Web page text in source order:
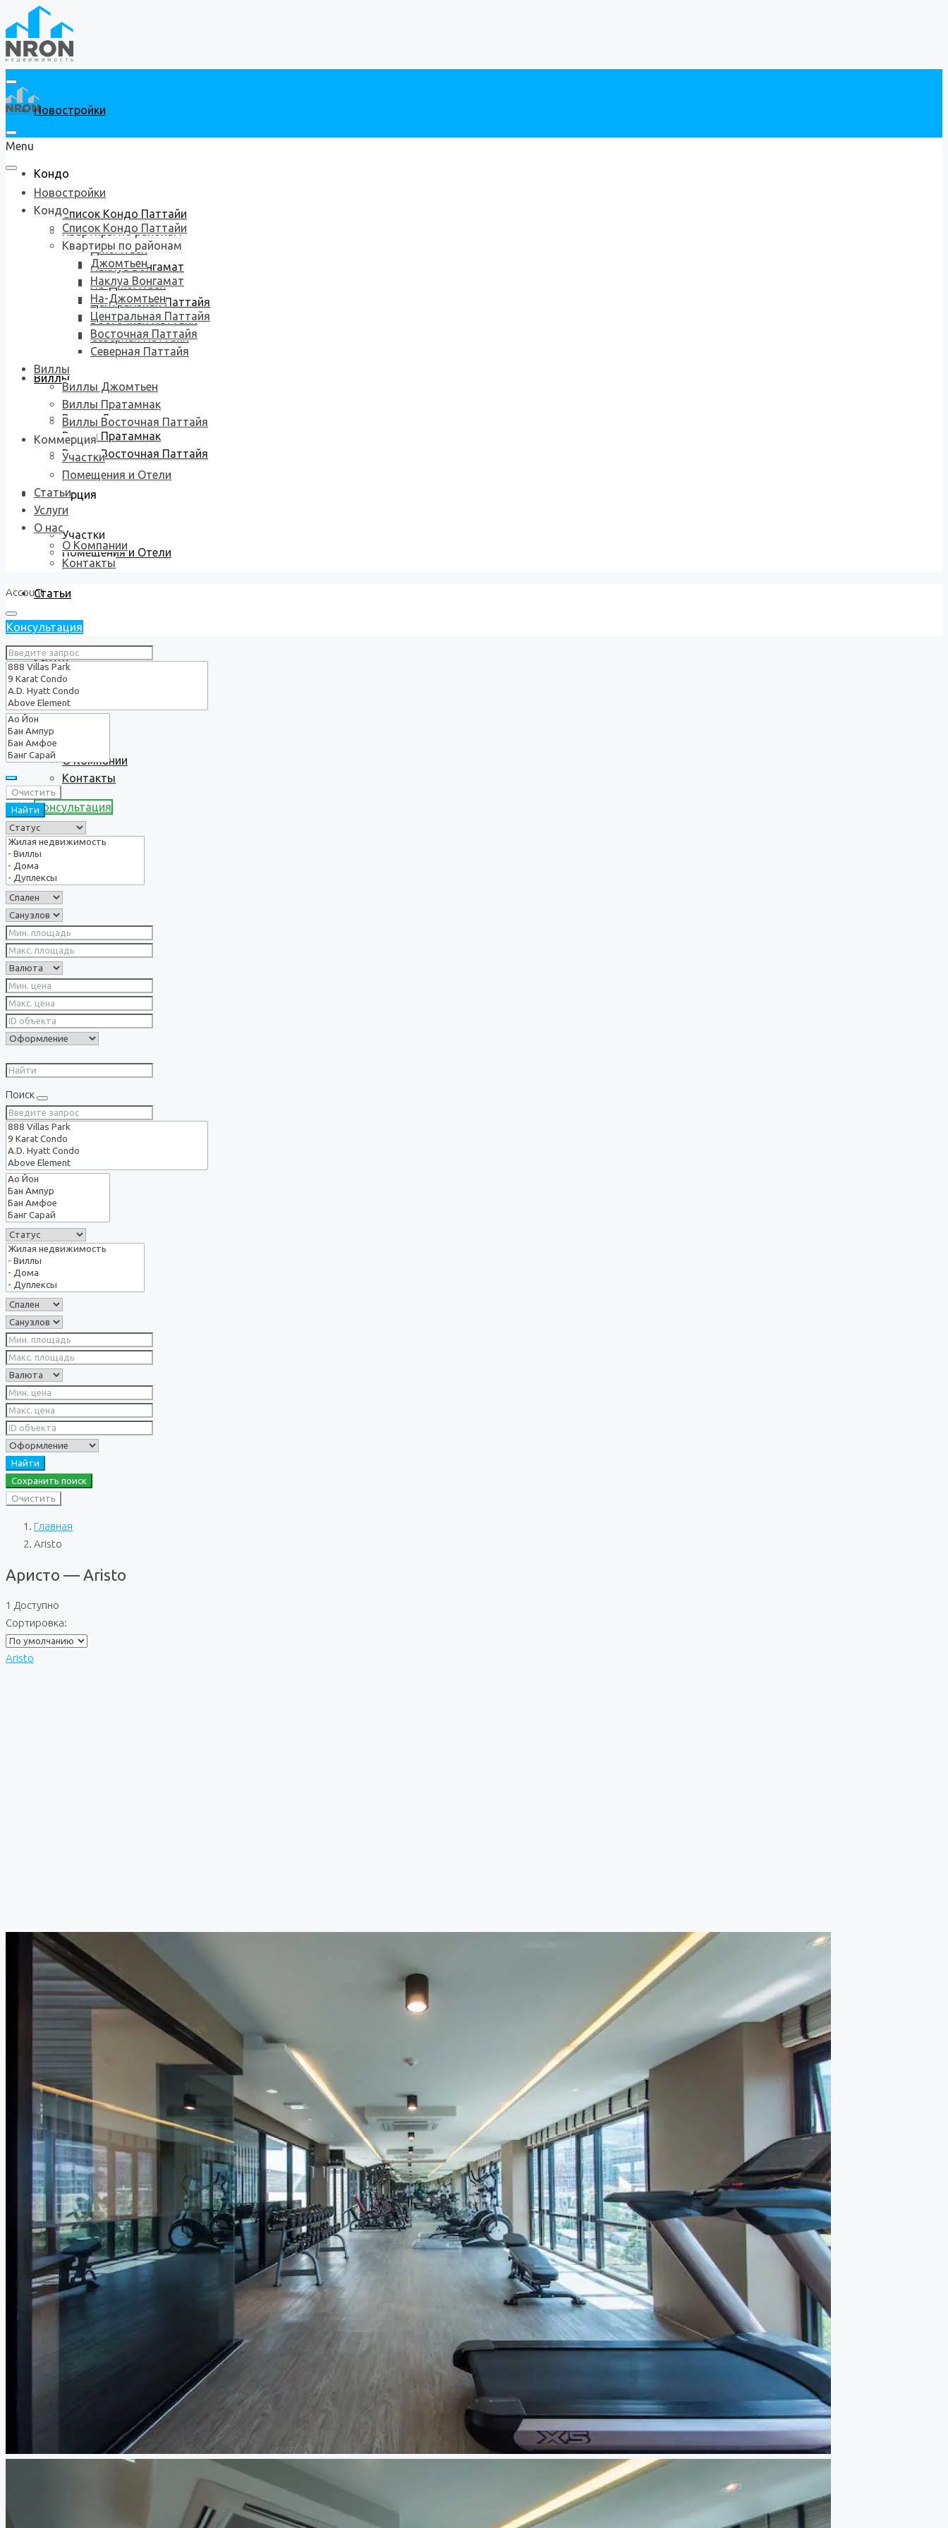
Новостройки
Кондо
Список Кондо Паттайи
Квартиры по районам
Джомтьен
Наклуа Вонгамат
На-Джомтьен
Центральная Паттайя
Восточная Паттайя
Северная Паттайя
Виллы
Виллы Джомтьен
Виллы Пратамнак
Виллы Восточная Паттайя
Коммерция
Участки
Помещения и Отели
Статьи
Услуги
О нас
О Компании
Контакты
Консультация
Menu
Новостройки
Кондо
Список Кондо Паттайи
Квартиры по районам
Джомтьен
Наклуа Вонгамат
На-Джомтьен
Центральная Паттайя
Восточная Паттайя
Северная Паттайя
Виллы
Виллы Джомтьен
Виллы Пратамнак
Виллы Восточная Паттайя
Коммерция
Участки
Помещения и Отели
Статьи
Услуги
О нас
О Компании
Контакты
Account
Консультация
Очистить
Найти
Поиск
Найти
Сохранить поиск
Очистить
Главная
Aristo
Аристо — Aristo
1 Доступно
Сортировка:
Aristo